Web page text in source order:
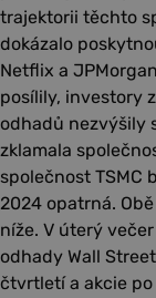
trajektorii těchto
dokázalo
Netflix a
posílily, investory
odhadů nezvýšily
zklamala
společnost TSMC
2024 opatrná.
níže. V úterý
odhady Wall
čtvrtletí a akcie